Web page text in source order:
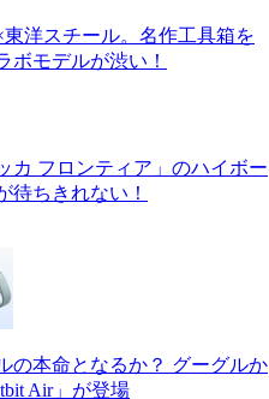
洋スチール。名作工具箱を
ボモデルが渋い！
カ フロンティア」のハイボー
待ちきれない！
の本命となるか？ グーグルか
Air」が登場